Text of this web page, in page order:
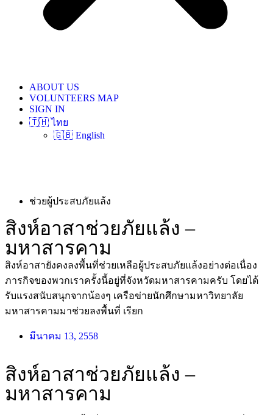
ABOUT US
VOLUNTEERS MAP
SIGN IN
🇹🇭 ไทย
🇬🇧 English
ช่วยผู้ประสบภัยแล้ง
สิงห์อาสาช่วยภัยแล้ง –
มหาสารคาม
สิงห์อาสายังคงลงพื้นที่ช่วยเหลือผู้ประสบภัยแล้งอย่างต่อเนื่อง
ภารกิจของพวกเราครั้งนี้อยู่ที่จังหวัดมหาสารคามครับ โดยได้
รับแรงสนับสนุกจากน้องๆ เครือข่ายนักศึกษามหาวิทยาลัย
มหาสารคามมาช่วยลงพื้นที่ เรียก
มีนาคม 13, 2558
สิงห์อาสาช่วยภัยแล้ง –
มหาสารคาม